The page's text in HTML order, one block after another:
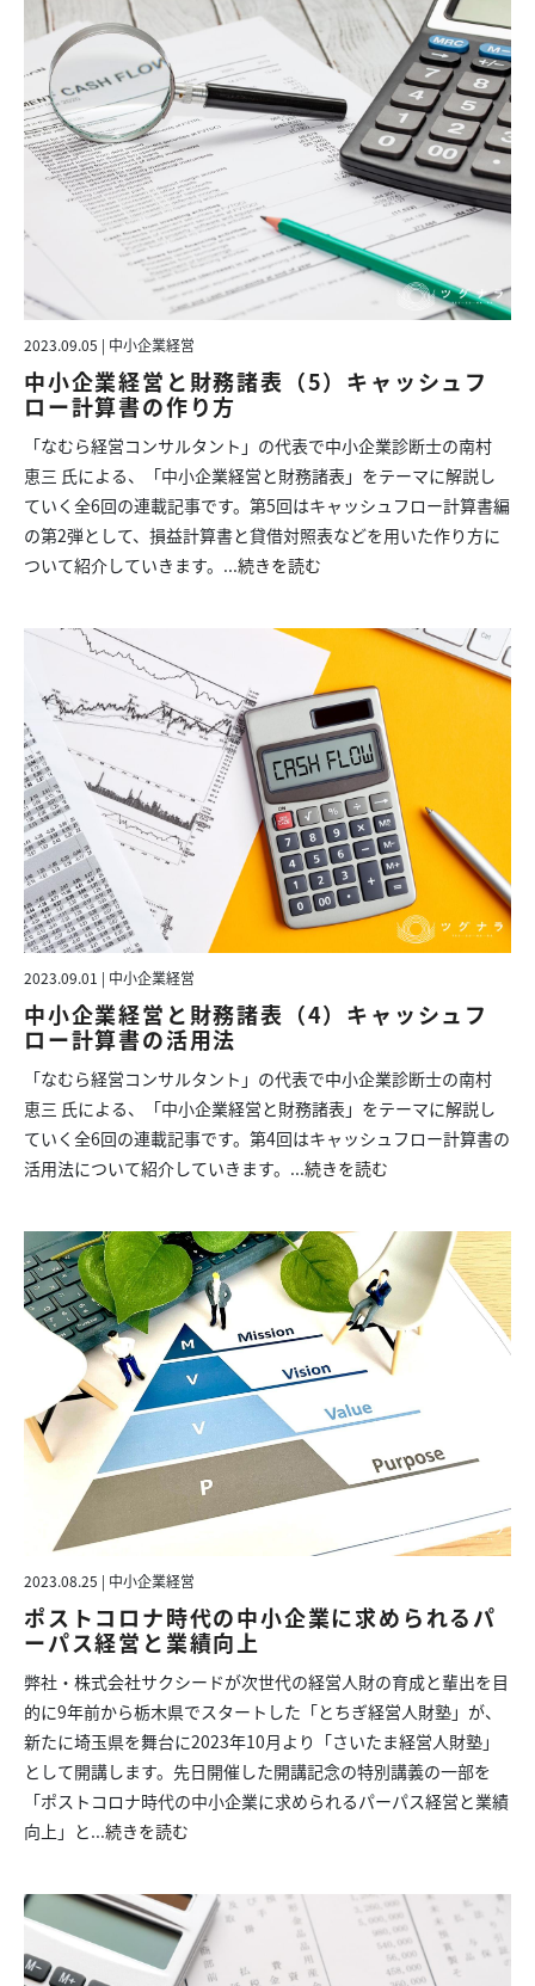
2023.09.05 | 中小企業経営
中小企業経営と財務諸表（5）キャッシュフ
ロー計算書の作り方
「なむら経営コンサルタント」の代表で中小企業診断士の南村
恵三 氏による、「中小企業経営と財務諸表」をテーマに解説し
ていく全6回の連載記事です。第5回はキャッシュフロー計算書編
の第2弾として、損益計算書と貸借対照表などを用いた作り方に
ついて紹介していきます。...続きを読む
2023.09.01 | 中小企業経営
中小企業経営と財務諸表（4）キャッシュフ
ロー計算書の活用法
「なむら経営コンサルタント」の代表で中小企業診断士の南村
恵三 氏による、「中小企業経営と財務諸表」をテーマに解説し
ていく全6回の連載記事です。第4回はキャッシュフロー計算書の
活用法について紹介していきます。...続きを読む
2023.08.25 | 中小企業経営
ポストコロナ時代の中小企業に求められるパ
ーパス経営と業績向上
弊社・株式会社サクシードが次世代の経営人財の育成と輩出を目
的に9年前から栃木県でスタートした「とちぎ経営人財塾」が、
新たに埼玉県を舞台に2023年10月より「さいたま経営人財塾」
として開講します。先日開催した開講記念の特別講義の一部を
「ポストコロナ時代の中小企業に求められるパーパス経営と業績
向上」と...続きを読む